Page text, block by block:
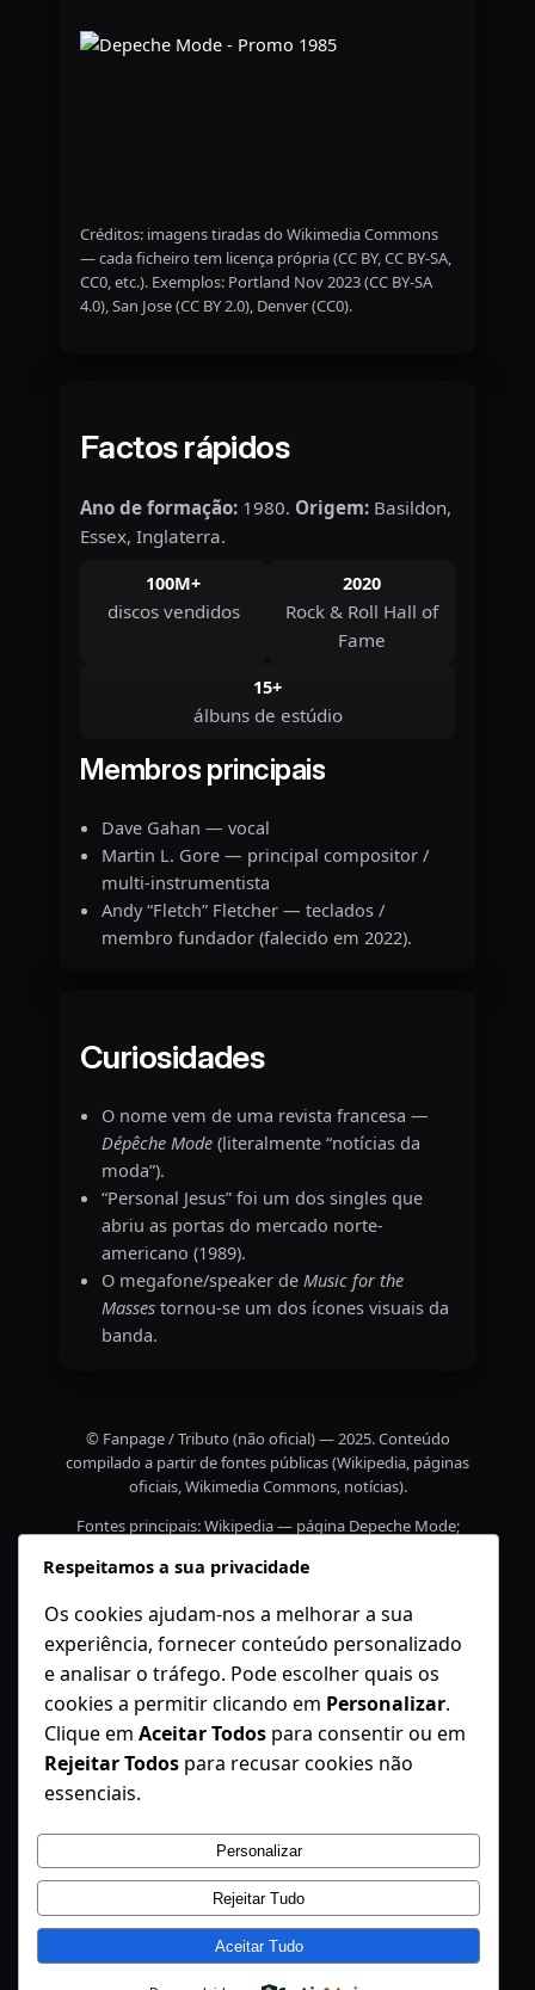
Créditos: imagens tiradas do Wikimedia Commons
— cada ficheiro tem licença própria (CC BY, CC BY-SA,
CC0, etc.). Exemplos: Portland Nov 2023 (CC BY-SA
4.0), San Jose (CC BY 2.0), Denver (CC0).
Factos rápidos
Ano de formação:1980. Origem:Basildon,
Essex, Inglaterra.
100M+
discos vendidos
2020
Rock & Roll Hall of
Fame
15+
álbuns de estúdio
Membros principais
Dave Gahan — vocal
Martin L. Gore — principal compositor /
multi-instrumentista
Andy “Fletch” Fletcher — teclados /
membro fundador (falecido em 2022).
Curiosidades
O nome vem de uma revista francesa —
Dépêche Mode(literalmente “notícias da
moda”).
“Personal Jesus” foi um dos singles que
abriu as portas do mercado norte-
americano (1989).
O megafone/speaker de Music for the
Massestornou-se um dos ícones visuais da
banda.
© Fanpage / Tributo (não oficial) — 2025. Conteúdo
compilado a partir de fontes públicas (Wikipedia, páginas
oficiais, Wikimedia Commons, notícias).
Fontes principais: Wikipedia — página Depeche Mode;
oficial de vendas / anúncio do álbum Memento Mori;
2023). Confirme licenças nas páginas dos ficheiros antes
de uso comercial.
Imagens usadas (exemplos e licenças): Portland Nov 2023
— CC BY-SA 4.0; San Jose 25-03-2023 — CC BY 2.0; Denver
Nov 2023 — CC0. Visite Wikimedia Commons para
metadados completos.
DepecheMode PortugalRecolha de EntulhoInstagram
X
Respeitamos a sua privacidade
Os cookies ajudam-nos a melhorar a sua
experiência, fornecer conteúdo personalizado
e analisar o tráfego. Pode escolher quais os
cookies a permitir clicando em Personalizar.
Clique em Aceitar Todos para consentir ou em
Rejeitar Todos para recusar cookies não
essenciais.
Personalizar
Rejeitar Tudo
Aceitar Tudo